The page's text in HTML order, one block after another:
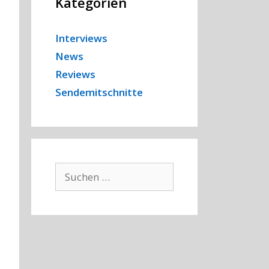
Interviews
News
Reviews
Sendemitschnitte
nach: